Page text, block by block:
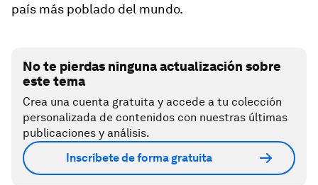
país más poblado del mundo.
No te pierdas ninguna actualización sobre
este tema
Crea una cuenta gratuita y accede a tu colección
personalizada de contenidos con nuestras últimas
publicaciones y análisis.
Inscríbete de forma gratuita